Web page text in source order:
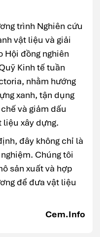
trình Nghiên cứu
vật liệu và giải
Hội đồng nghiên
Kinh tế tuần
nhằm hướng
xanh, tận dụng
và giảm dấu
liệu xây dựng.
đây không chỉ là
Chúng tôi
sản xuất và hợp
để đưa vật liệu
Cem.Info